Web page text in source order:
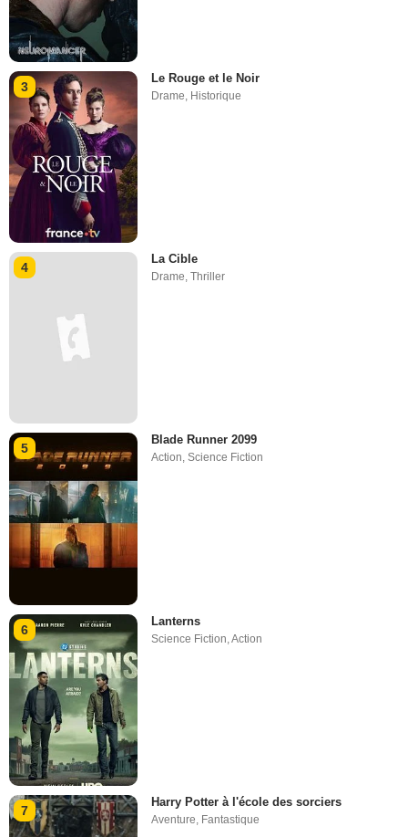
3
Le Rouge et le Noir
Drame, Historique
4
La Cible
Drame,Thriller
5
Blade Runner 2099
Action,Science Fiction
6
Lanterns
Science Fiction ,Action
7
Harry Potter à l'école des sorciers
Aventure, Fantastique